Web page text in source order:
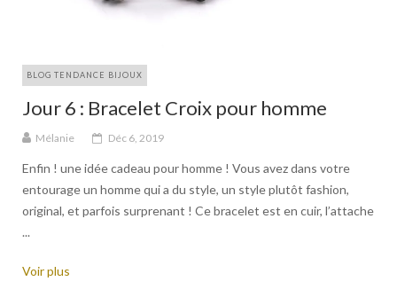
BLOG TENDANCE BIJOUX
Jour 6 : Bracelet Croix pour homme
Mélanie Déc 6, 2019
Enfin ! une idée cadeau pour homme ! Vous avez dans votre
entourage un homme qui a du style, un style plutôt fashion,
original, et parfois surprenant ! Ce bracelet est en cuir, l’attache
...
Voir plus